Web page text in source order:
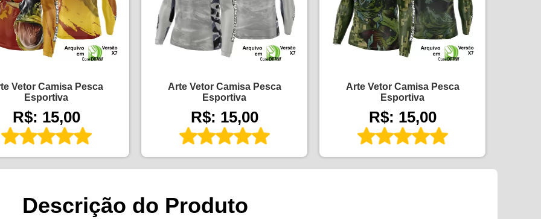
Vetor Camisa Pesca
Esportiva
R$: 15,00
Arte Vetor Camisa Pesca
Esportiva
R$: 15,00
Arte Vetor Camisa Pesca
Esportiva
R$: 15,00
Descrição do Produto